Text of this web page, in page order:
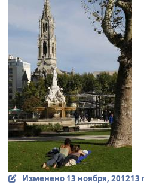
Изменено 13 ноября, 201213